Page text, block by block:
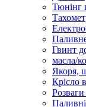
Тюнінг
Гвинт
масла/
Якоря,
Крісло
Розваги